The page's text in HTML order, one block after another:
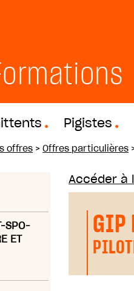
Pigistes
offres > Offres particulières
SPO-
ET
Accéder à
GIP